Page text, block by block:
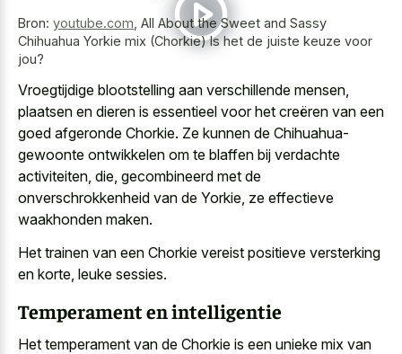
Bron: youtube.com All About the Sweet and Sassy
Chihuahua Yorkie mix (Chorkie) Is het de juiste keuze voor
jou?
Vroegtijdige blootstelling aan verschillende mensen,
plaatsen en dieren is essentieel voor het creëren van een
goed afgeronde Chorkie. Ze kunnen de Chihuahua-
gewoonte ontwikkelen om te blaffen bij verdachte
activiteiten, die, gecombineerd met de
onverschrokkenheid van de Yorkie, ze effectieve
waakhonden maken.
Het trainen van een Chorkie vereist positieve versterking
en korte, leuke sessies.
Temperament en intelligentie
Het temperament van de Chorkie is een unieke mix van